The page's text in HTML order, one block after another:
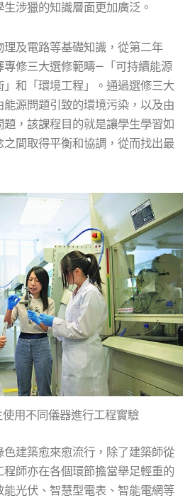
涉獵的知識層面更加廣泛。
及電路等基礎知識，從第二年
專修三大選修範疇—「可持續能源
和「環境工程」。通過選修三大
源問題引致的環境污染，以及由
，該課程目的就是讓學生學習如
間取得平衡和協調，從而找出最
用不同儀器進行工程實驗
建築愈來愈流行，除了建築師從
師亦在各個環節擔當舉足輕重的
光伏、智慧型電表、智能電網等